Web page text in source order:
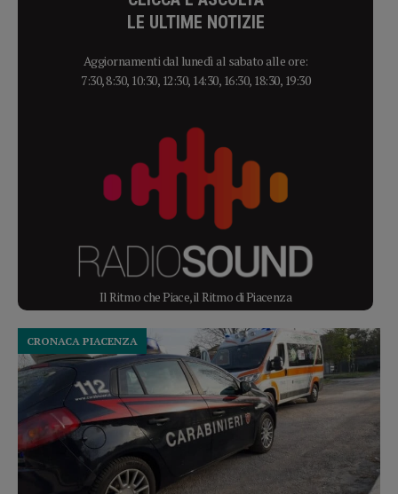
LE ULTIME NOTIZIE
Aggiornamenti dal lunedì al sabato alle ore:
7:30, 8:30, 10:30, 12:30, 14:30, 16:30, 18:30, 19:30
Il Ritmo che Piace, il Ritmo di Piacenza
CRONACA PIACENZA